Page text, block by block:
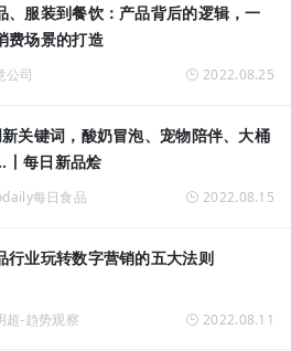
、服装到餐饮：产品背后的逻辑，一
费场景的打造
公司 2022.08.25
关键词，酸奶冒泡、宠物陪伴、大桶
丨每日新品烩
每日食品 2022.08.15
行业玩转数字营销的五大法则
超-趋势观察 2022.08.11